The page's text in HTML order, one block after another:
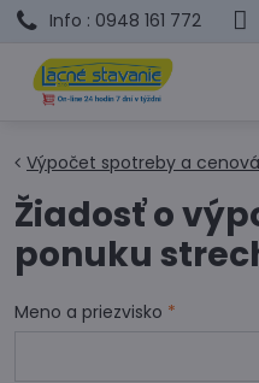
Info : 0948 161 772
Výpočet spotreby a
Žiadosť o
ponuku
Meno a priezvisko *